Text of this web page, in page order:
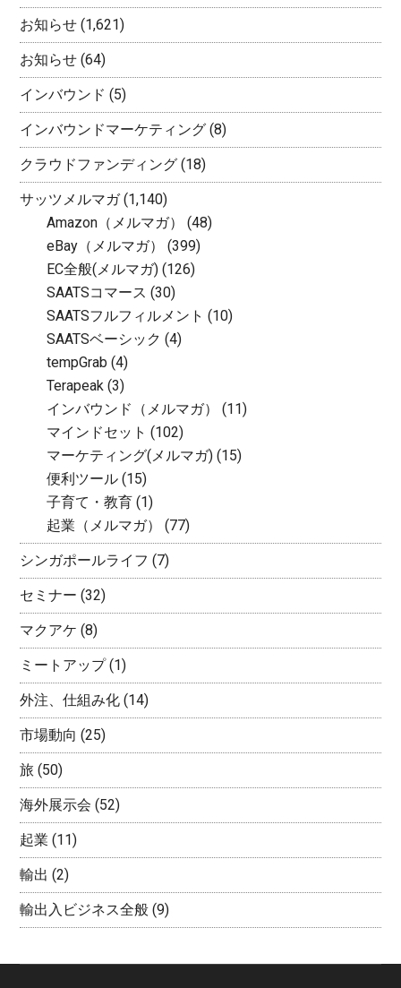
お知らせ (1,621)
お知らせ (64)
インバウンド (5)
インバウンドマーケティング (8)
クラウドファンディング (18)
サッツメルマガ(1,140)
Amazon（メルマガ）
(48)
eBay（メルマガ）
(399)
EC全般(メルマガ) (126)
SAATSコマース (30)
SAATSフルフィルメント (10)
SAATSベーシック (4)
tempGrab (4)
Terapeak (3)
インバウンド（メルマガ）
(11)
マインドセット (102)
マーケティング(メルマガ) (15)
便利ツール (15)
子育て・教育 (1)
起業（メルマガ）
(77)
シンガポールライフ (7)
セミナー (32)
マクアケ (8)
ミートアップ(1)
外注、仕組み化 (14)
市場動向 (25)
旅 (50)
海外展示会 (52)
起業 (11)
輸出 (2)
輸出入ビジネス全般 (9)